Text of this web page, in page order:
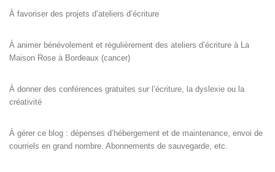
À favoriser des projets d’ateliers d’écriture
À animer bénévolement et régulièrement des ateliers d’écriture à La
Maison Rose à Bordeaux (cancer)
À donner des conférences gratuites sur l’écriture, la dyslexie ou la
créativité
À gérer ce blog : dépenses d’hébergement et de maintenance, envoi de
courriels en grand nombre. Abonnements de sauvegarde, etc.